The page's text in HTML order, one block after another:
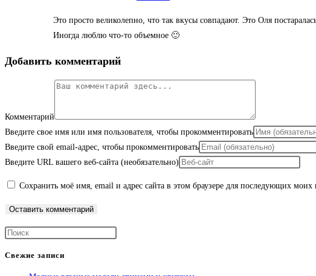
Это просто великолепно, что так вкусы совпадают. Это Оля
Иногда люблю что-то объемное 🙂
Добавить комментарий
Комментарий
Введите свое имя или имя пользователя, чтобы прокомментировать
Введите свой email-адрес, чтобы прокомментировать
Введите URL вашего веб-сайта (необязательно)
Сохранить моё имя, email и адрес сайта в этом браузере для последующих моих
Свежие записи